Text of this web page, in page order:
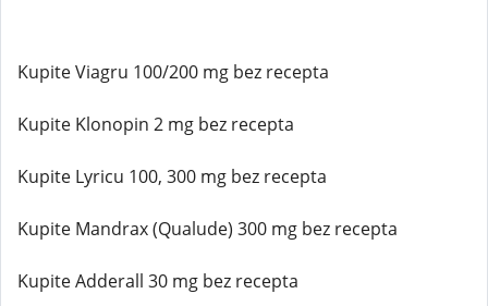
Kupite Viagru 100/200 mg bez recepta
Kupite Klonopin 2 mg bez recepta
Kupite Lyricu 100, 300 mg bez recepta
Kupite Mandrax (Qualude) 300 mg bez recepta
Kupite Adderall 30 mg bez recepta